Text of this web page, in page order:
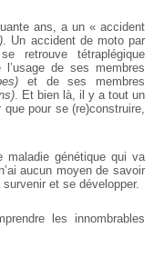
ans, a un « accident
. Un accident de moto par
retrouve tétraplégique
l’usage de ses membres
et de ses membres
. Et bien là, il y a tout un
pour se (re)construire,
génétique qui va
aucun moyen de savoir
et se développer.
les innombrables